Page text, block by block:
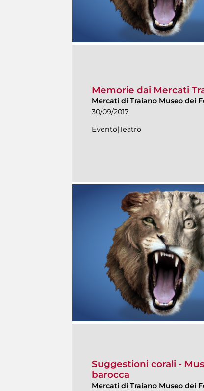
Memorie dai Mercati
Mercati di Traiano Museo dei
30/09/2017
Evento|Teatro
Suggestioni corali -
barocca
Mercati di Traiano Museo dei